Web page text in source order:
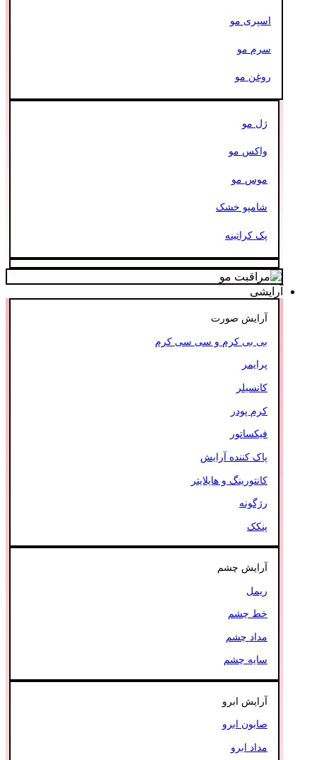
اسپری مو
سرم مو
روغن مو
ژل مو
واکس مو
موس مو
شامپو خشک
پک کراتینه
آرایشی
آرایش صورت
بی بی کرم و سی سی کرم
پرایمر
کانسیلر
کرم پودر
فیکساتور
پاک کننده آرایش
کانتورینگ و هایلایتر
رژگونه
پنکک
آرایش چشم
ریمل
خط چشم
مداد چشم
سایه چشم
آرایش ابرو
صابون ابرو
مداد ابرو